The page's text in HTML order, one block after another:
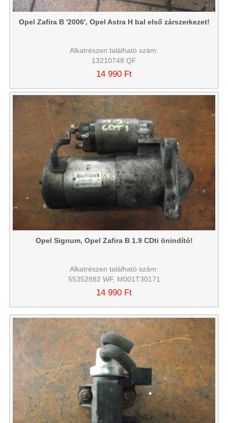
Opel Zafira B '2006', Opel Astra H bal első zárszerkezet!
Alkatrészen található szám:
13210748 QF
14 990 Ft
Opel Signum, Opel Zafira B 1.9 CDti önindító!
Alkatrészen található szám:
55352882 WF, M001T30171
14 990 Ft